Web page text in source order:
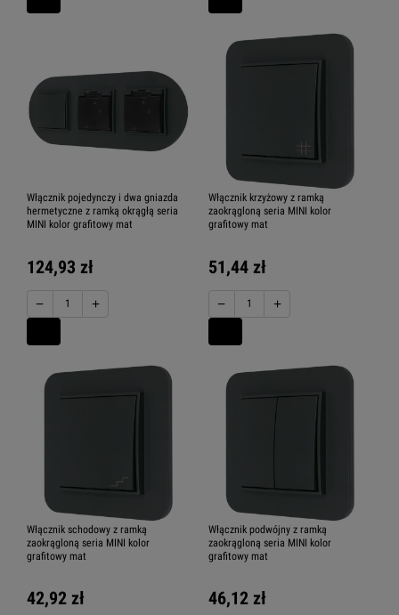
Włącznik pojedynczy i dwa gniazda
hermetyczne z ramką okrągłą seria
MINI kolor grafitowy mat
124,93 zł
− +
Włącznik krzyżowy z ramką
zaokrągloną seria MINI kolor
grafitowy mat
51,44 zł
− +
Włącznik schodowy z ramką
zaokrągloną seria MINI kolor
grafitowy mat
42,92 zł
Włącznik podwójny z ramką
zaokrągloną seria MINI kolor
grafitowy mat
46,12 zł